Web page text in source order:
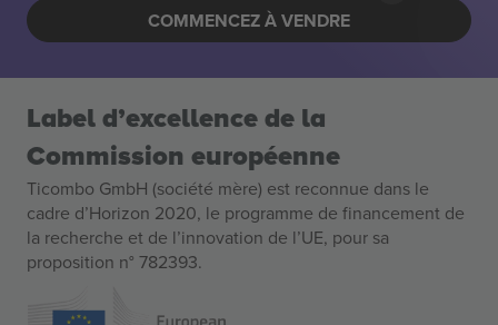
COMMENCEZ À VENDRE
Label d’excellence de la
Commission européenne
Ticombo GmbH (société mère) est reconnue dans le
cadre d’Horizon 2020, le programme de financement de
la recherche et de l’innovation de l’UE, pour sa
proposition n° 782393.